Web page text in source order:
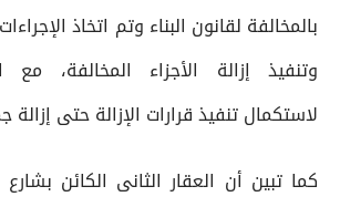
بالمخالفة لقانون البناء وتم اتخاذ
وتنفيذ إزالة الأجزاء المخالفة، مع
لاستكمال تنفيذ قرارات الإزالة حتى إزالة
كما تبين أن العقار الثانى الكائن